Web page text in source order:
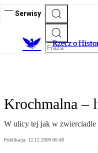
Serwisy
Rzecz o
Krochmalna –
W ulicy tej jak w zwierciadle
Publikacja: 12.12.2009 00:48